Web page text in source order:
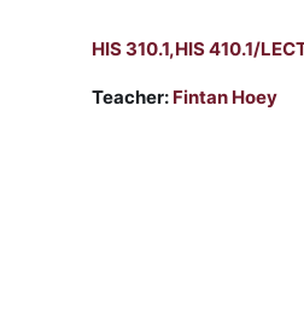
HIS 310.1,HIS 410.1/
Teacher: Fintan Hoey